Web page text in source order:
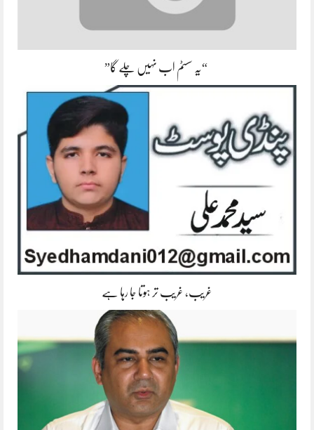
“یہ سسٹم اب نہیں چلے گا”
غریب، غریب تر ہوتا جا رہا ہے